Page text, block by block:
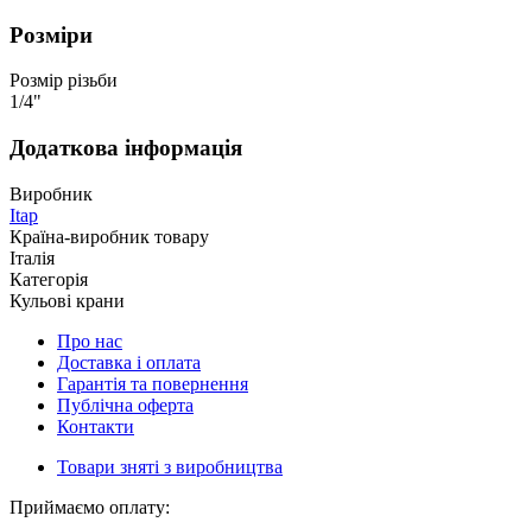
Розміри
Розмір різьби
1/4"
Додаткова інформація
Виробник
Itap
Країна-виробник товару
Італія
Категорія
Кульові крани
Про нас
Доставка і оплата
Гарантія та повернення
Публічна оферта
Контакти
Товари зняті з виробництва
Приймаємо оплату: